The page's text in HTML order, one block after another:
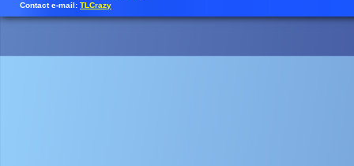
Contact e-mail: TLCrazy